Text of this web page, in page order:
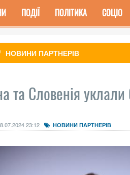
ПОДІЇ ПОЛІТИКА СОЦІО
НОВИНИ ПАРТНЕРІВ
та Словенія уклали
23:12 НОВИНИ ПАРТНЕРІВ